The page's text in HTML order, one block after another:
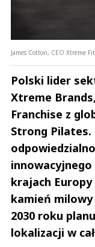
James Cotton, CEO Xtreme
Polski lider
Xtreme
Franchise z
Strong Pilates.
krajach
kamień
2030 roku
lokalizacji w